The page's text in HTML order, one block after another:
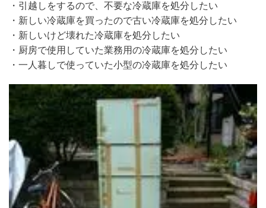
・引越しをするので、不要な冷蔵庫を処分したい
・新しい冷蔵庫を買ったので古い冷蔵庫を処分したい
・新しいけど壊れた冷蔵庫を処分したい
・厨房で使用していた業務用の冷蔵庫を処分したい
・一人暮しで使っていた小型の冷蔵庫を処分したい